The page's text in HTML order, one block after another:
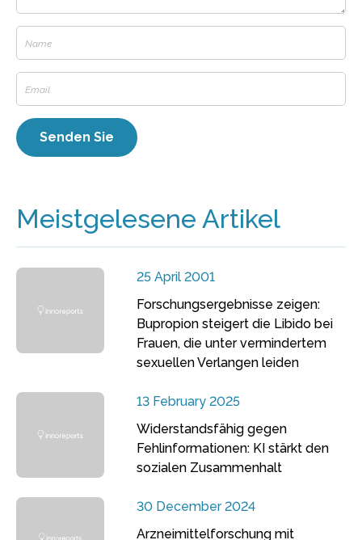
Meistgelesene Artikel
25 April 2001
Forschungsergebnisse zeigen:
Bupropion steigert die Libido bei
Frauen, die unter vermindertem
sexuellen Verlangen leiden
13 February 2025
Widerstandsfähig gegen
Fehlinformationen: KI stärkt den
sozialen Zusammenhalt
30 December 2024
Arzneimittelforschung mit